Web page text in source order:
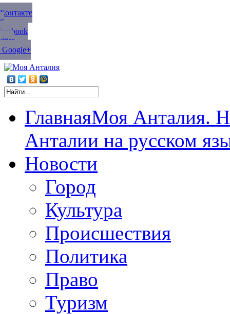
ГлавнаяМоя Анталия.
Анталии на русском
Новости
Город
Культура
Происшествия
Политика
Право
Туризм